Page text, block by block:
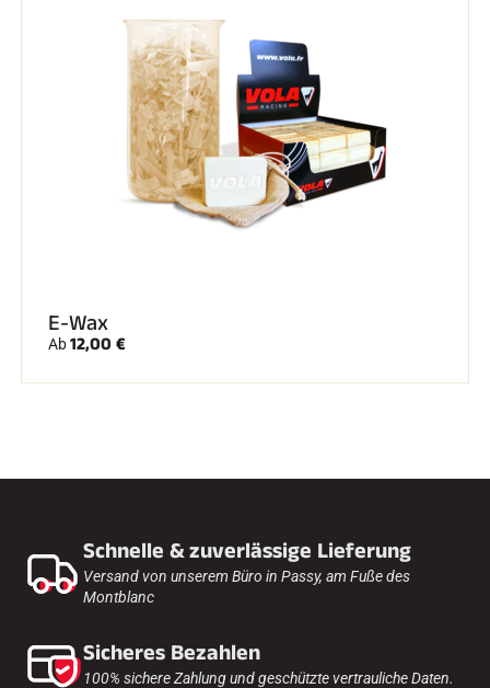
E-Wax
Ab12,00 €
Schnelle & zuverlässige Lieferung
Versand von unserem Büro in Passy, am Fuße des
Montblanc
Sicheres Bezahlen
100% sichere Zahlung und geschützte vertrauliche Daten.